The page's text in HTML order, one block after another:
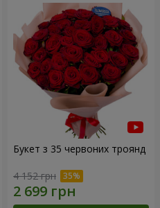
Букет з 35 червоних троянд
4 152 грн